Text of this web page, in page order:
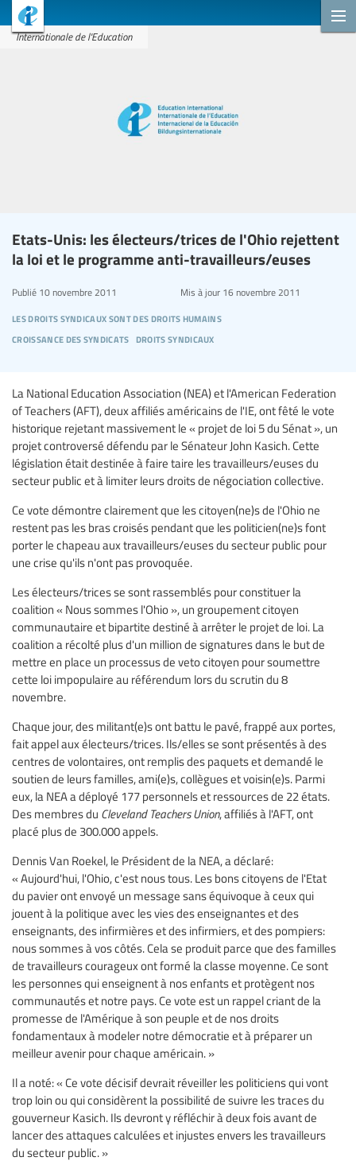
Internationale de l'Education
Etats-Unis: les électeurs/trices de l'Ohio rejettent
la loi et le programme anti-travailleurs/euses
les droits syndicaux sont des droits humains
croissance des syndicats droits syndicaux
Publié 10 novembre 2011 Mis à jour16 novembre 2011
La National Education Association (NEA) et l'American Federation
of Teachers (AFT), deux affiliés américains de l'IE, ont fêté le vote
historique rejetant massivement le « projet de loi 5 du Sénat », un
projet controversé défendu par le Sénateur John Kasich. Cette
législation était destinée à faire taire les travailleurs/euses du
secteur public et à limiter leurs droits de négociation collective.
Ce vote démontre clairement que les citoyen(ne)s de l'Ohio ne
restent pas les bras croisés pendant que les politicien(ne)s font
porter le chapeau aux travailleurs/euses du secteur public pour
une crise qu'ils n'ont pas provoquée.
Les électeurs/trices se sont rassemblés pour constituer la
coalition « Nous sommes l'Ohio », un groupement citoyen
communautaire et bipartite destiné à arrêter le projet de loi. La
coalition a récolté plus d'un million de signatures dans le but de
mettre en place un processus de veto citoyen pour soumettre
cette loi impopulaire au référendum lors du scrutin du 8
novembre.
Chaque jour, des militant(e)s ont battu le pavé, frappé aux portes,
fait appel aux électeurs/trices. Ils/elles se sont présentés à des
centres de volontaires, ont remplis des paquets et demandé le
soutien de leurs familles, ami(e)s, collègues et voisin(e)s. Parmi
eux, la NEA a déployé 177 personnels et ressources de 22 états.
Des membres du Cleveland Teachers Union, affiliés à l'AFT, ont
placé plus de 300.000 appels.
Dennis Van Roekel, le Président de la NEA, a déclaré:
« Aujourd'hui, l'Ohio, c'est nous tous. Les bons citoyens de l'Etat
du pavier ont envoyé un message sans équivoque à ceux qui
jouent à la politique avec les vies des enseignantes et des
enseignants, des infirmières et des infirmiers, et des pompiers:
nous sommes à vos côtés. Cela se produit parce que des familles
de travailleurs courageux ont formé la classe moyenne. Ce sont
les personnes qui enseignent à nos enfants et protègent nos
communautés et notre pays. Ce vote est un rappel criant de la
promesse de l'Amérique à son peuple et de nos droits
fondamentaux à modeler notre démocratie et à préparer un
meilleur avenir pour chaque américain. »
Il a noté: « Ce vote décisif devrait réveiller les politiciens qui vont
trop loin ou qui considèrent la possibilité de suivre les traces du
gouverneur Kasich. Ils devront y réfléchir à deux fois avant de
lancer des attaques calculées et injustes envers les travailleurs
du secteur public. »